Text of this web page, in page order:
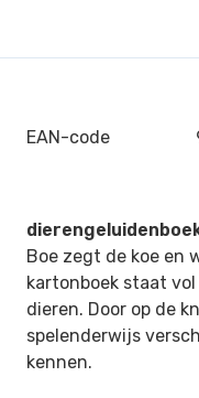
EAN-code
Boe zegt de koe en
kartonboek staat
dieren. Door op de
spelenderwijs
kennen.